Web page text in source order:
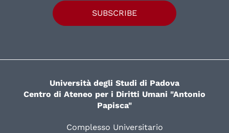
SUBSCRIBE
Università degli Studi di Padova
Centro di Ateneo per i Diritti Umani "Antonio
Papisca"
Complesso Universitario